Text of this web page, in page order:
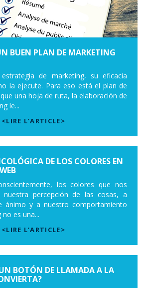
BUEN PLAN DE MARKETING
de marketing, su eficacia
la ejecute. Para eso está el plan de
una hoja de ruta, la elaboración de
le...
<LIRE L’ARTICLE>
DE LOS COLORES EN
los colores que nos
percepción de las cosas, a
ánimo y a nuestro comportamiento
es una...
<LIRE L’ARTICLE>
BOTÓN DE LLAMADA A LA